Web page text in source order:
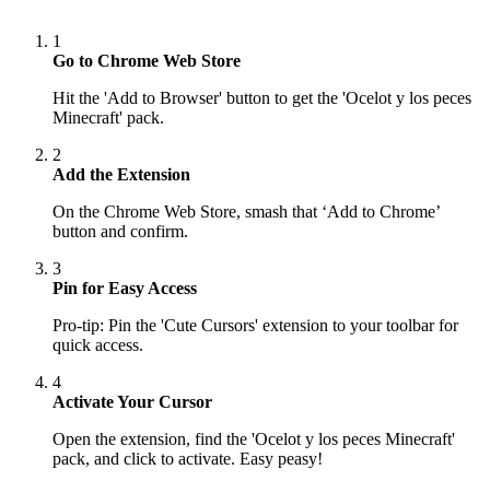
1
Go to Chrome Web Store
Hit the 'Add to Browser' button to get the 'Ocelot y los peces
Minecraft' pack.
2
Add the Extension
On the Chrome Web Store, smash that ‘Add to Chrome’
button and confirm.
3
Pin for Easy Access
Pro-tip: Pin the 'Cute Cursors' extension to your toolbar for
quick access.
4
Activate Your Cursor
Open the extension, find the 'Ocelot y los peces Minecraft'
pack, and click to activate. Easy peasy!